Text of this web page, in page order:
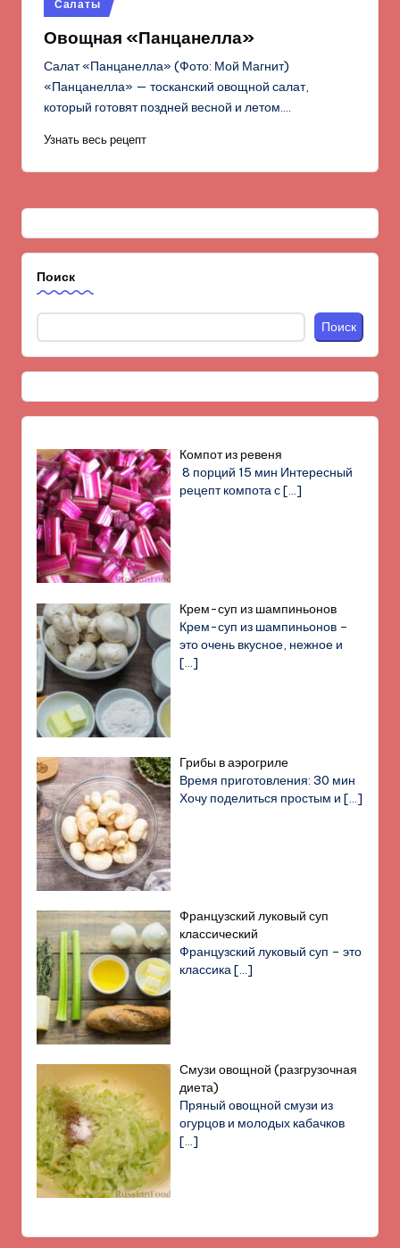
в
Салаты
Овощная «Панцанелла»
Салат «Панцанелла» (Фото: Мой Магнит)
«Панцанелла» — тосканский овощной салат,
который готовят поздней весной и летом.…
Узнать весь рецепт
Поиск
Поиск
Компот из ревеня
8 порций 15 мин Интересный
рецепт компота с[…]
Крем-суп из шампиньонов
Крем-суп из шампиньонов –
это очень вкусное, нежное и
[…]
Грибы в аэрогриле
Время приготовления: 30 мин
Хочу поделиться простым и[…]
Французский луковый суп
классический
Французский луковый суп – это
классика[…]
Смузи овощной (разгрузочная
диета)
Пряный овощной смузи из
огурцов и молодых кабачков
[…]